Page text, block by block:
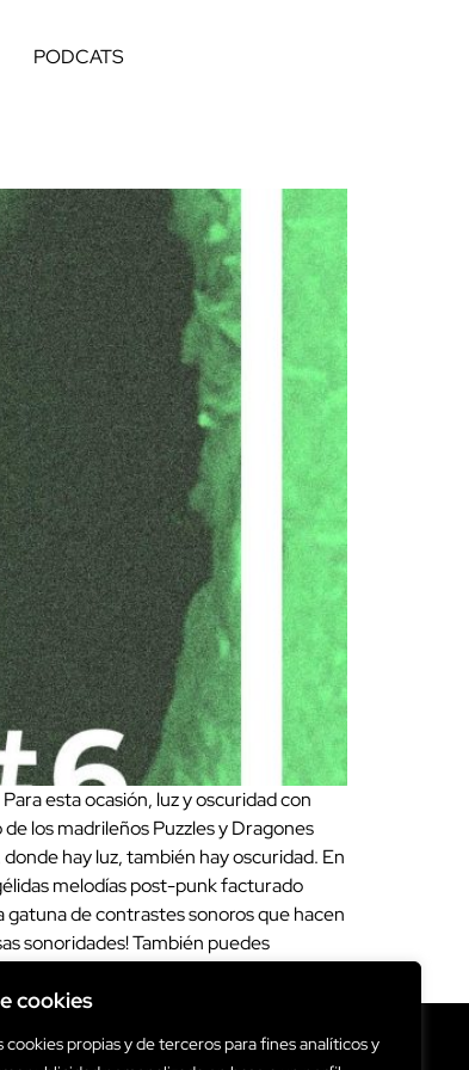
cookies
cookies propias y de terceros para fines analíticos y
PODCATS
esta ocasión, luz y oscuridad con
los madrileños Puzzles y Dragones
hay luz, también hay oscuridad. En
melodías post-punk facturado
de contrastes sonoros que hacen
sonoridades! También puedes